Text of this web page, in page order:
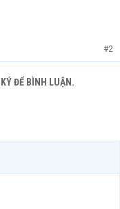
#2
ĐỂ BÌNH LUẬN.